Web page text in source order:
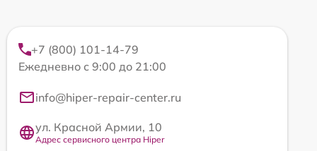
+7 (800) 101-14-79
Ежедневно с 9:00 до 21:00
info@hiper-repair-center.ru
ул. Красной Армии, 10
Адрес сервисного центра Hiper